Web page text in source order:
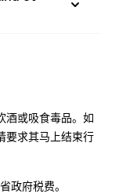
酒或吸食毒品。如
要求其马上结束行
政府税费。